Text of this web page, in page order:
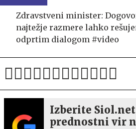
Zdravstveni minister:
najtežje razmere lahko
odprtim dialogom #video
Izberite Siol.net
prednostni vir